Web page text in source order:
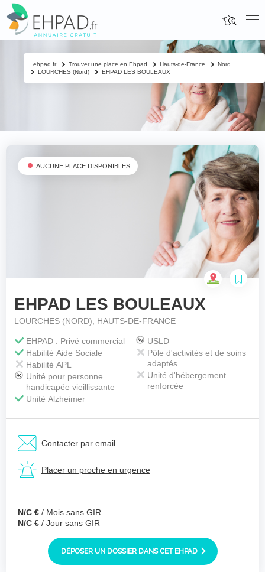
Fermer
Contacter un proche
Nom & prénom du résident à contacter *
Votre téléphone*
Votre message
Joindre des fichiers (lettre manuscrite,
dessin, photo ..)
AUCUNE PLACE DISPONIBLES
EHPAD LES BOULEAUX
LOURCHES (NORD), HAUTS-DE-FRANCE
EHPAD : Privé commercial
Habilité Aide Sociale
Habilité APL
Unité pour personne
handicapée vieillissante
Unité Alzheimer
USLD
Pôle d'activités et de soins
adaptés
Unité d'hébergement
renforcée
Contacter par email
Placer un proche en urgence
N/C € / Mois sans GIR
N/C € / Jour sans GIR
DÉPOSER UN DOSSIER DANS CET EHPAD
ehpad.fr Trouver une place en Ehpad Hauts-de-France
Nord
LOURCHES (Nord)
EHPAD LES BOULEAUX